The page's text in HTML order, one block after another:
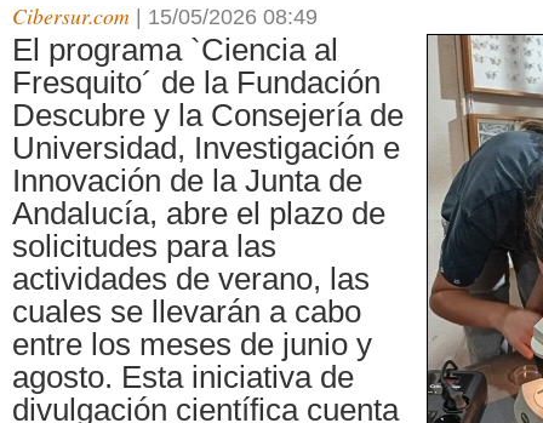
Cibersur.com 15/05/2026 08:49
El programa `Ciencia al
Fresquito´ de la Fundación
Descubre y la Consejería de
Universidad, Investigación e
Innovación de la Junta de
Andalucía, abre el plazo de
solicitudes para las
actividades de verano, las
cuales se llevarán a cabo
entre los meses de junio y
agosto. Esta iniciativa de
divulgación científica cuenta